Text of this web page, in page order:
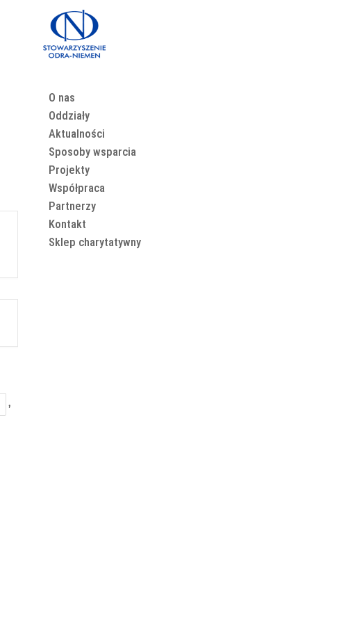
,
O nas
Oddziały
Aktualności
Sposoby wsparcia
Projekty
Współpraca
Partnerzy
Kontakt
Sklep charytatywny